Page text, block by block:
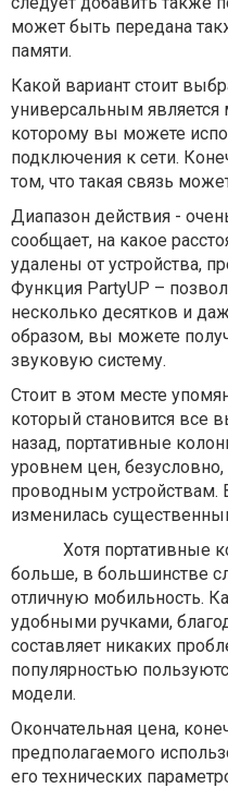
может быть передана
памяти.
Какой вариант стоит
универсальным является
которому вы можете
подключения к сети.
том, что такая связь
Диапазон действия -
сообщает, на какое
удалены от устройства,
Функция PartyUP –
несколько десятков и
образом, вы можете
звуковую систему.
Стоит в этом месте
который становится все
назад, портативные
уровнем цен,
проводным устройствам.
изменилась
Хотя портативные
больше, в большинстве
отличную мобильность.
удобными ручками,
составляет никаких
популярностью
модели.
Окончательная цена,
предполагаемого
его технических